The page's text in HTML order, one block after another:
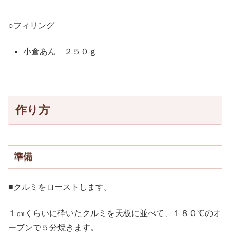
○フィリング
小倉あん ２５０ｇ
作り方
準備
■クルミをローストします。
１㎝くらいに砕いたクルミを天板に並べて、１８０℃のオ
ーブンで５分焼きます。